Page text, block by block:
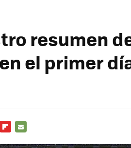
resumen
el primer